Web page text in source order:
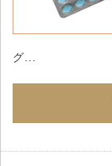
グ...